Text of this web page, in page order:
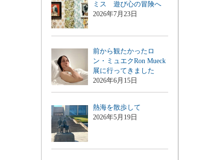
ミス 遊び心の冒険へ
2026年7月23日
前から観たかったロ
ン・ミュエクRon Mueck
展に行ってきました
2026年6月15日
熱海を散歩して
2026年5月19日